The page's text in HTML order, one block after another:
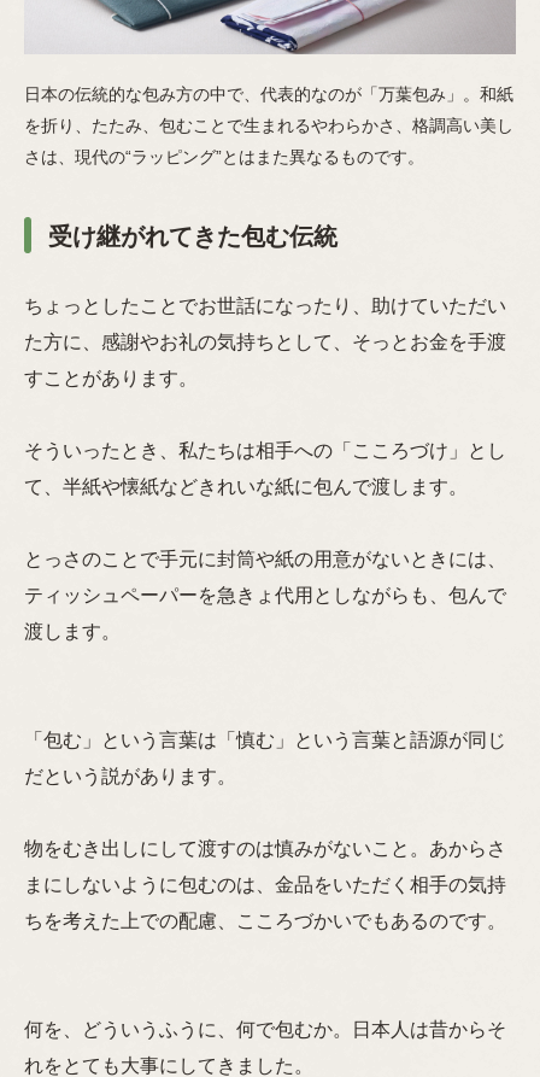
日本の伝統的な包み方の中で、代表的なのが「万葉包み」。和紙
を折り、たたみ、包むことで生まれるやわらかさ、格調高い美し
さは、現代の“ラッピング”とはまた異なるものです。
受け継がれてきた包む伝統
ちょっとしたことでお世話になったり、助けていただい
た方に、感謝やお礼の気持ちとして、そっとお金を手渡
すことがあります。
そういったとき、私たちは相手への「こころづけ」とし
て、半紙や懐紙などきれいな紙に包んで渡します。
とっさのことで手元に封筒や紙の用意がないときには、
ティッシュペーパーを急きょ代用としながらも、包んで
渡します。
「包む」という言葉は「慎む」という言葉と語源が同じ
だという説があります。
物をむき出しにして渡すのは慎みがないこと。あからさ
まにしないように包むのは、金品をいただく相手の気持
ちを考えた上での配慮、こころづかいでもあるのです。
何を、どういうふうに、何で包むか。日本人は昔からそ
れをとても大事にしてきました。